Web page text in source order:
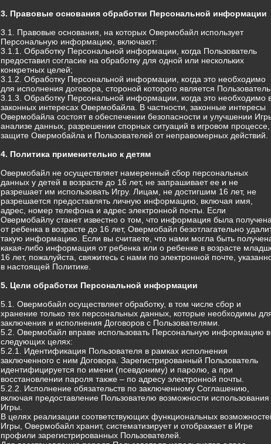
3. Правовые основания обработки Персональной информации
3.1. Правовые основания, на которых Овермобайл использует
Персональную информацию, включают:
3.1.1. Обработку Персональной информации, когда Пользователь
предоставил согласие на обработку для одной или нескольких
конкретных целей;
3.1.2. Обработку Персональной информации, когда это необходимо
для исполнения договора, стороной которого является
3.1.3. Обработку Персональной информации, когда это необходимо
законных интересах Овермобайла. В частности, законные интересы
Овермобайла состоят в обеспечении безопасности и улучшении
анализе данных, разрешении спорных ситуаций в игровом процессе,
защите Овермобайла и Пользователей от неправомерных действий.
4. Политика применительно к детям
Овермобайл не осуществляет намеренный сбор персональных
данных у детей в возрасте до 16 лет, не запрашивает ее и не
разрешает им использовать Игру. Лицам, не достигшим 16 лет, не
разрешается предоставлять личную информацию, включая имя,
адрес, номер телефона и адрес электронной почты. Если
Овермобайлу станет известно о том, что информация была получена
от ребенка в возрасте до 16 лет, Овермобайл безотлагательно
такую информацию. Если вы считаете, что нами могла быть
какая-либо информация от ребенка или о ребенке в возрасте
16 лет, пожалуйста, свяжитесь с нами по электронной почте,
в настоящей Политике.
5. Цели обработки Персональной информации
5.1. Овермобайл осуществляет обработку, в том числе сбор и
хранение только тех персональных данных, которые необходимы
заключения и исполнения Договоров с Пользователями.
5.2. Овермобайл вправе использовать Персональную информацию в
следующих целях:
5.2.1. Идентификация Пользователя в рамках исполнения
заключенного с ним Договора. Зарегистрированный Пользователь
идентифицируется по имени (псевдониму) и паролю, а при
восстановлении пароля также – по адресу электронной почты.
5.2.2. Исполнение обязательств по заключенному Соглашению,
включая предоставление Пользователю возможности использования
Игры.
В целях реализации соответствующих функциональных
Игры, Овермобайл хранит, систематизирует и отображает в Игре
профили зарегистрированных Пользователей.